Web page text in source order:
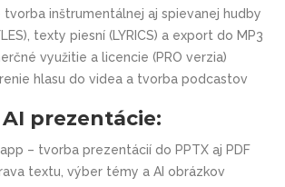
tvorba inštrumentálnej aj spievanej hudby
texty piesní (LYRICS) a export do MP3
využitie a licencie (PRO verzia)
hlasu do videa a tvorba podcastov
AI prezentácie:
– tvorba prezentácií do PPTX aj PDF
textu, výber témy a AI obrázkov